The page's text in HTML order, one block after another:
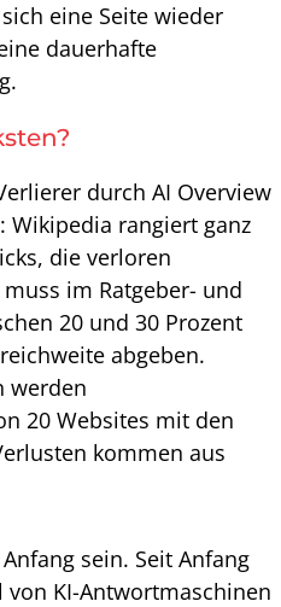
eine Seite wieder
dauerhafte
durch AI Overview
Wikipedia rangiert ganz
die verloren
im Ratgeber- und
20 und 30 Prozent
abgeben.
werden
20 Websites mit den
kommen aus
sein. Seit Anfang
KI-Antwortmaschinen